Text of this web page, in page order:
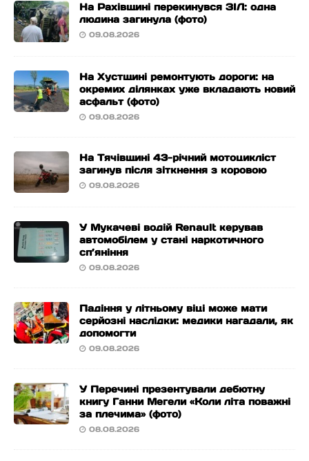
На Рахівщині перекинувся ЗІЛ: одна
людина загинула (фото)
09.08.2026
На Хустщині ремонтують дороги: на
окремих ділянках уже вкладають новий
асфальт (фото)
09.08.2026
На Тячівщині 43-річний мотоцикліст
загинув після зіткнення з коровою
09.08.2026
У Мукачеві водій Renault керував
автомобілем у стані наркотичного
сп’яніння
09.08.2026
Падіння у літньому віці може мати
серйозні наслідки: медики нагадали, як
допомогти
09.08.2026
У Перечині презентували дебютну
книгу Ганни Мегели «Коли літа поважні
за плечима» (фото)
08.08.2026